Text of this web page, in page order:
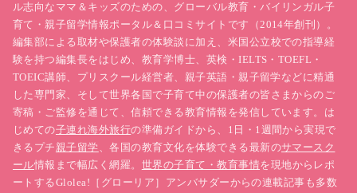
ル志向なママ＆キッズのための、グローバル教育・バイリンガル子
育て・親子留学情報ポータル＆口コミサイトです（2014年創刊）。
編集部による取材や保護者の体験談に加え、米国公立校での指導経
験を持つ編集長をはじめ、教育学博士、英検・IELTS・TOEFL・
TOEIC講師、プリスクール経営者、親子英語・親子留学などに精通
した専門家、そして世界各国で子育て中の保護者の皆さまからのご
寄稿・ご監修を通じて、信頼できる教育情報を発信しています。は
じめての子連れ海外旅行の準備ガイドから、1日・1週間から実現で
きるプチ親子留学、各国の教育文化を体験できる最新のサマースク
ール情報まで幅広く網羅。 世界の子育て・教育事情を現地からレポ
ートするGlolea!［グローリア］アンバサダーからの連載記事も多数